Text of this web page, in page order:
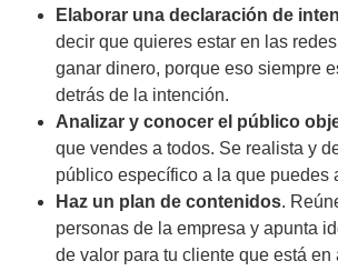
Elaborar una declaración de
decir que quieres estar en las
ganar dinero, porque eso siempre
detrás de la intención.
Analizar y conocer el público
que vendes a todos. Se realista y
público específico a la que puedes
Haz un plan de contenidos.
personas de la empresa y apunta
de valor para tu cliente que está en